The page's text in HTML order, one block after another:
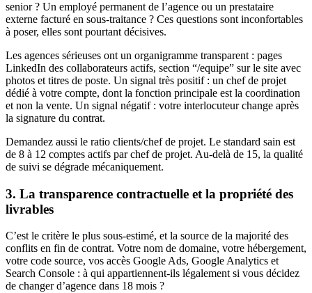
senior ? Un employé permanent de l’agence ou un prestataire
externe facturé en sous-traitance ? Ces questions sont inconfortables
à poser, elles sont pourtant décisives.
Les agences sérieuses ont un organigramme transparent : pages
LinkedIn des collaborateurs actifs, section “/equipe” sur le site avec
photos et titres de poste. Un signal très positif : un chef de projet
dédié à votre compte, dont la fonction principale est la coordination
et non la vente. Un signal négatif : votre interlocuteur change après
la signature du contrat.
Demandez aussi le ratio clients/chef de projet. Le standard sain est
de 8 à 12 comptes actifs par chef de projet. Au-delà de 15, la qualité
de suivi se dégrade mécaniquement.
3. La transparence contractuelle et la propriété des
livrables
C’est le critère le plus sous-estimé, et la source de la majorité des
conflits en fin de contrat. Votre nom de domaine, votre hébergement,
votre code source, vos accès Google Ads, Google Analytics et
Search Console : à qui appartiennent-ils légalement si vous décidez
de changer d’agence dans 18 mois ?